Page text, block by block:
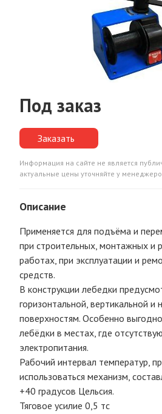
Под заказ
Заказать
Информация на сайте не является
актуальные цены уточняйте у
Описание
Применяется для подъёма и
при строительных, монтажных и
работах, при эксплуатации и
средств.
В конструкции лебедки
горизонтальной, вертикальной и
поверхностям. Особенно
лебёдки в местах, где
электропитания.
Рабочий интервал температур,
использоваться механизм,
+40 градусов Цельсия.
Тяговое усилие 0,5 тс